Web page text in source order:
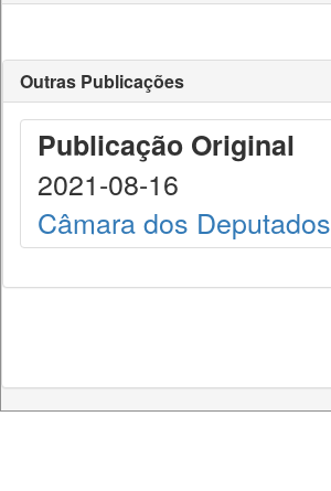
Outras Publicações
Publicação Original
2021-08-16
Câmara dos Deputados